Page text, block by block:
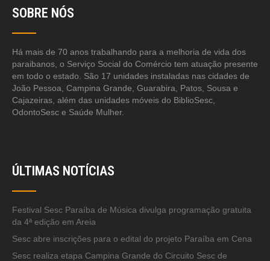
SOBRE NÓS
Há mais de 70 anos trabalhando para a melhoria de vida dos
paraibanos, o Serviço Social do Comércio tem atuação presente
em todo o estado. São 17 unidades instaladas nas cidades de
João Pessoa, Campina Grande, Guarabira, Patos, Sousa e
Cajazeiras, além das unidades móveis do BiblioSesc,
OdontoSesc e Saúde Mulher.
ÚLTIMAS NOTÍCIAS
Festival Sesc Paraíba de Música divulga programação gratuita
da 4ª edição em Areia
Sesc abre inscrições para o edital do projeto Paraíba em Cena
Sesc realiza etapa Campina Grande do Circuito Sesc de